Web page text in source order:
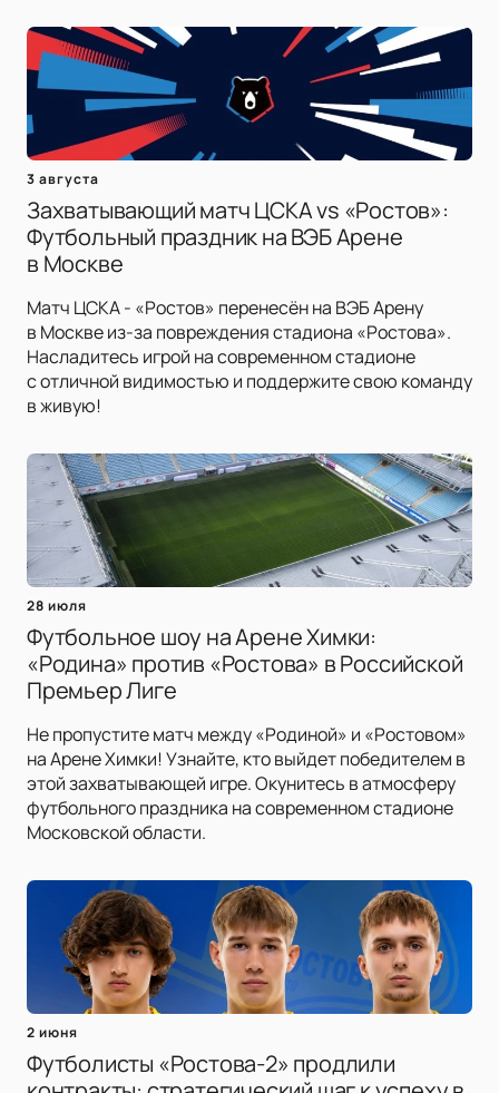
3 августа
Захватывающий матч ЦСКА vs «Ростов»:
Футбольный праздник на ВЭБ Арене
в Москве
Матч ЦСКА - «Ростов» перенесён на ВЭБ Арену
в Москве из-за повреждения стадиона «Ростова».
Насладитесь игрой на современном стадионе
с отличной видимостью и поддержите свою команду
в живую!
28 июля
Футбольное шоу на Арене Химки:
«Родина» против «Ростова» в Российской
Премьер Лиге
Не пропустите матч между «Родиной» и «Ростовом»
на Арене Химки! Узнайте, кто выйдет победителем в
этой захватывающей игре. Окунитесь в атмосферу
футбольного праздника на современном стадионе
Московской области.
2 июня
Футболисты «Ростова-2» продлили